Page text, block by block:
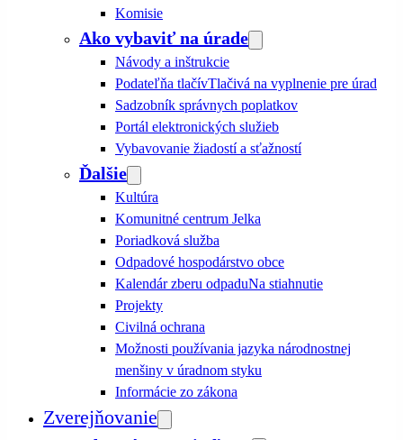
Komisie
Ako vybaviť na úrade
Návody a inštrukcie
Podateľňa tlačívTlačivá na vyplnenie pre úrad
Sadzobník správnych poplatkov
Portál elektronických služieb
Vybavovanie žiadostí a sťažností
Ďalšie
Kultúra
Komunitné centrum Jelka
Poriadková služba
Odpadové hospodárstvo obce
Kalendár zberu odpaduNa stiahnutie
Projekty
Civilná ochrana
Možnosti používania jazyka národnostnej
menšiny v úradnom styku
Informácie zo zákona
Zverejňovanie